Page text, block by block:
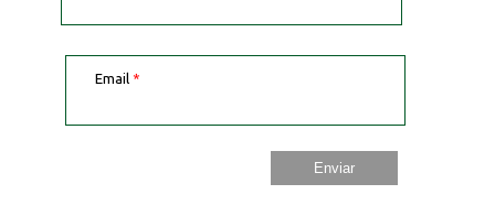
Email *